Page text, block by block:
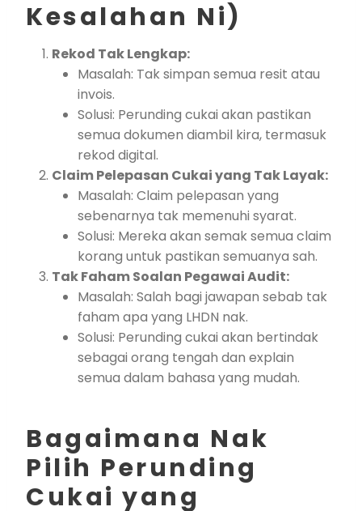
Kesalahan Ni)
Rekod Tak Lengkap:
Masalah: Tak simpan semua resit atau
invois.
Solusi: Perunding cukai akan pastikan
semua dokumen diambil kira, termasuk
rekod digital.
Claim Pelepasan Cukai yang Tak Layak:
Masalah: Claim pelepasan yang
sebenarnya tak memenuhi syarat.
Solusi: Mereka akan semak semua claim
korang untuk pastikan semuanya sah.
Tak Faham Soalan Pegawai Audit:
Masalah: Salah bagi jawapan sebab tak
faham apa yang LHDN nak.
Solusi: Perunding cukai akan bertindak
sebagai orang tengah dan explain
semua dalam bahasa yang mudah.
Bagaimana Nak
Pilih Perunding
Cukai yang